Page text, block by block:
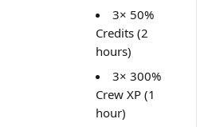
3× 50%
Credits (2
hours)
3× 300%
Crew XP (1
hour)